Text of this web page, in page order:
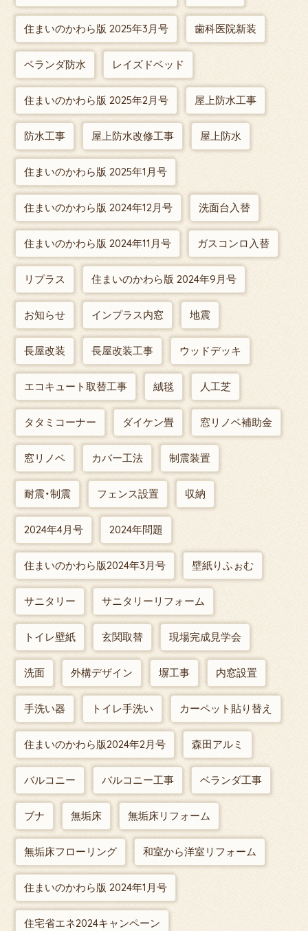
住まいのかわら版 2025年3月号 歯科医院新装
ベランダ防水 レイズドベッド
住まいのかわら版 2025年2月号 屋上防水工事
防水工事 屋上防水改修工事 屋上防水
住まいのかわら版 2025年1月号
住まいのかわら版 2024年12月号 洗面台入替
住まいのかわら版 2024年11月号 ガスコンロ入替
リプラス 住まいのかわら版 2024年9月号
お知らせ インプラス内窓 地震
長屋改装 長屋改装工事 ウッドデッキ
エコキュート取替工事 絨毯 人工芝
タタミコーナー ダイケン畳 窓リノベ補助金
窓リノベ カバー工法 制震装置
耐震・制震 フェンス設置 収納
2024年4月号 2024年問題
住まいのかわら版2024年3月号 壁紙りふぉむ
サニタリー サニタリーリフォーム
トイレ壁紙 玄関取替 現場完成見学会
洗面 外構デザイン 塀工事 内窓設置
手洗い器 トイレ手洗い カーペット貼り替え
住まいのかわら版2024年2月号 森田アルミ
バルコニー バルコニー工事 ベランダ工事
ブナ 無垢床 無垢床リフォーム
無垢床フローリング 和室から洋室リフォーム
住まいのかわら版 2024年1月号
住宅省エネ2024キャンペーン